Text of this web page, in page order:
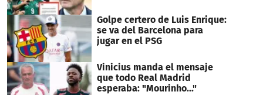
Golpe certero de Luis Enrique:
se va del Barcelona para
jugar en el PSG
Vinicius manda el mensaje
que todo Real Madrid
esperaba: "Mourinho..."